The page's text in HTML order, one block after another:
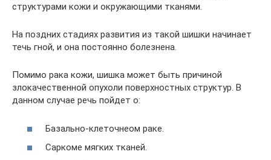
структурами кожи и окружающими тканями.
На поздних стадиях развития из такой шишки начинает
течь гной, и она постоянно болезнена.
Помимо рака кожи, шишка может быть причиной
злокачественной опухоли поверхностных структур. В
данном случае речь пойдет о:
Базально-клеточнеом раке.
Саркоме мягких тканей.